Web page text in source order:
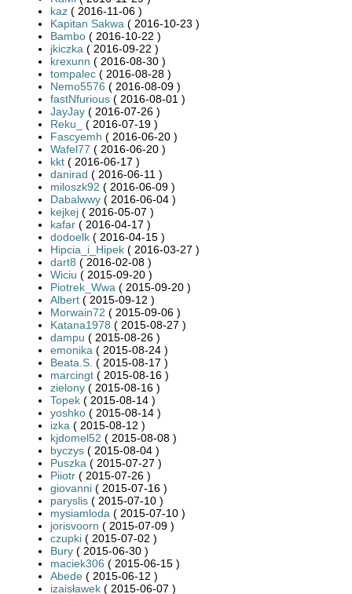
kaz ( 2016-11-06 )
Kapitan Sakwa ( 2016-10-23 )
Bambo ( 2016-10-22 )
jkiczka ( 2016-09-22 )
krexunn ( 2016-08-30 )
tompalec ( 2016-08-28 )
Nemo5576 ( 2016-08-09 )
fastNfurious ( 2016-08-01 )
JayJay ( 2016-07-26 )
Reku_
( 2016-07-19 )
Fascyemh ( 2016-06-20 )
Wafel77 ( 2016-06-20 )
kkt ( 2016-06-17 )
danirad ( 2016-06-11 )
miloszk92 ( 2016-06-09 )
Dabalwwy ( 2016-06-04 )
kejkej ( 2016-05-07 )
kafar ( 2016-04-17 )
dodoelk ( 2016-04-15 )
Hipcia_i_Hipek ( 2016-03-27 )
dart8 ( 2016-02-08 )
Wiciu ( 2015-09-20 )
Piotrek_Wwa ( 2015-09-20 )
Albert ( 2015-09-12 )
Morwain72 ( 2015-09-06 )
Katana1978 ( 2015-08-27 )
dampu ( 2015-08-26 )
emonika ( 2015-08-24 )
Beata.S. ( 2015-08-17 )
marcingt ( 2015-08-16 )
zielony ( 2015-08-16 )
Topek ( 2015-08-14 )
yoshko ( 2015-08-14 )
izka ( 2015-08-12 )
kjdomel52 ( 2015-08-08 )
byczys ( 2015-08-04 )
Puszka ( 2015-07-27 )
Piiotr ( 2015-07-26 )
giovanni ( 2015-07-16 )
paryslis ( 2015-07-10 )
mysiamloda ( 2015-07-10 )
jorisvoorn ( 2015-07-09 )
czupki ( 2015-07-02 )
Bury ( 2015-06-30 )
maciek306 ( 2015-06-15 )
Abede ( 2015-06-12 )
izaisławek ( 2015-06-07 )